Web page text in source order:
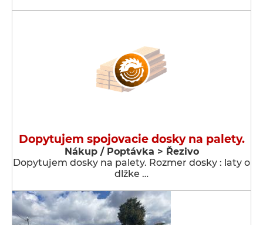
Dopytujem spojovacie dosky na palety.
Nákup / Poptávka > Řezivo
Dopytujem dosky na palety. Rozmer dosky : laty o
dlžke …